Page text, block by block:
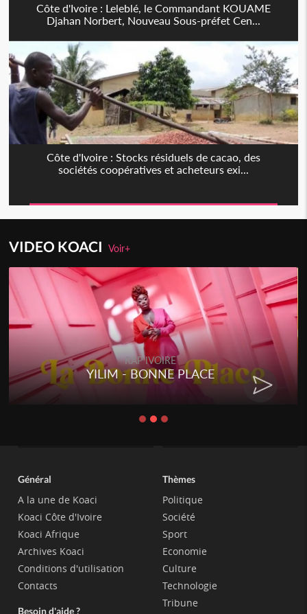
Côte d'Ivoire : Leleblé, le Commandant KOUAME
Djahan Norbert, Nouveau Sous-préfet Cen...
Côte d'Ivoire : Stocks résiduels de cacao, des
sociétés coopératives et acheteurs exi...
VIDEO KOACIVoir+
RAP IVOIRE
YILIM - BONNE PLACE
Général
A la une de Koaci
Koaci Côte d'Ivoire
Koaci Afrique
Archives Koaci
Conditions d'utilisation
Contacts
Besoin d'aide ?
Thèmes
Politique
Société
Sport
Economie
Culture
Technologie
Tribune